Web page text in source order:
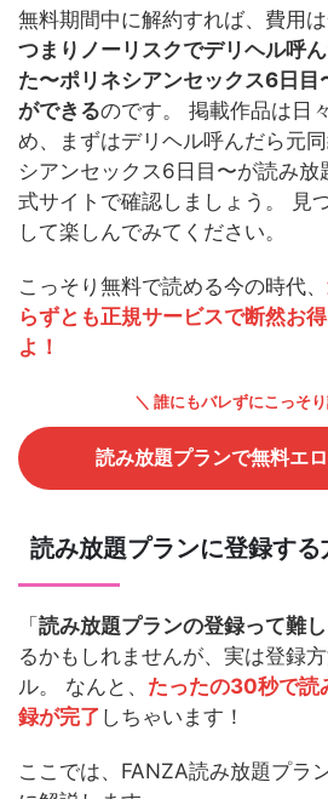
無料期間中に解約すれば、費用は
つまりノーリスクでデリヘル呼
た〜ポリネシアンセックス6日目
ができるのです。 掲載作品は日
め、まずはデリヘル呼んだら元
シアンセックス6日目〜が読み放
式サイトで確認しましょう。 見
して楽しんでみてください。
こっそり無料で読める今の時代、
らずとも正規サービスで断然お
よ！
＼ 誰にもバレずにこっそ
読み放題プランで無料エ
読み放題プランに登録する
「 読み放題プランの登録って難
るかもしれませんが、実は登録
ル。 なんと、 たったの30秒で読
録が完了 しちゃいます！
ここでは、FANZA読み放題プラ